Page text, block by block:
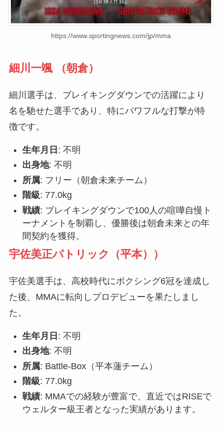
https://www.sportingnews.com/jp/mma
細川一颯 （朝倉）
細川選手は、ブレイキングダウンでの活躍により
名を馳せた選手であり、特にパワフルな打撃が特
徴です。
生年月日 : 不明
出身地: 不明
所属: フリー（朝倉未来チーム）
階級: 77.0kg
戦績: ブレイキングダウンで100人の喧嘩自慢ト
ーナメントを制覇し、優勝後は朝倉未来との年
間契約を獲得。
宇佐美正パトリック（平本））
宇佐美選手は、高校時代にボクシング6冠を達成し
た後、MMAに転向しプロデビューを果たしまし
た。
生年月日 : 不明
出身地: 不明
所属: Battle-Box（平本蓮チーム）
階級: 77.0kg
戦績: MMAでの経験が豊富で、直近ではRISEで
ウェルター級王者となった実績があります。